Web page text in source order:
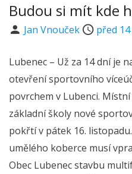
Budou si mít kde
Jan Vnouček před
Lubenec – Už za 14 dní je
otevření sportovního
povrchem v Lubenci.
základní školy nové
pokřtí v pátek 16.
umělého koberce musí
Obec Lubenec stavbu